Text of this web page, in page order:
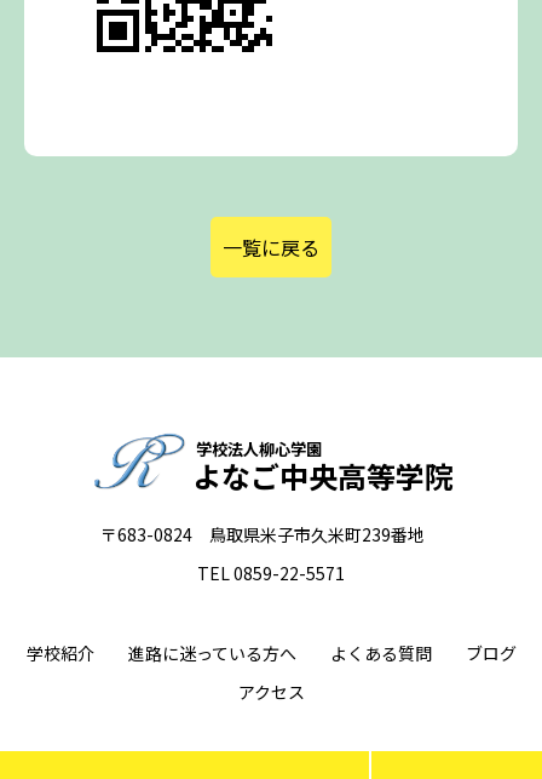
一覧に戻る
学校法人柳心学園
よなご中央高等学院
〒683-0824 鳥取県米子市久米町239番地
TEL 0859-22-5571
学校紹介 進路に迷っている方へ よくある質問
ブログ
アクセス